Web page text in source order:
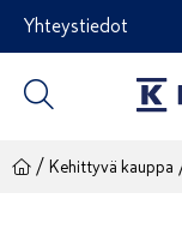
Siirry
sisältöön
Yhteystiedot
/ Kehittyvä kauppa